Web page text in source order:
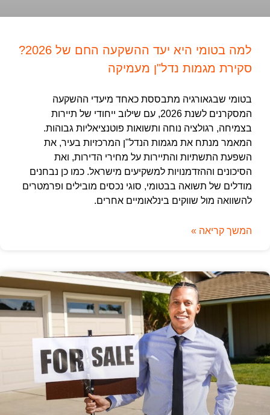
למה בטומי היא יעד ההשקעה החם של 2026?
סקירת מגמות נדל"ן מעמיקה
בטומי שבגאורגיה מתבססת כאחד מיעדי ההשקעה
המסקרנים לשנת 2026, עם שילוב ייחודי של תיירות
בצמיחה, רגולציה נוחה ותשואות פוטנציאליות גבוהות.
המאמר מנתח את מגמות הנדל"ן המרכזיות בעיר, את
השפעת התשתיות והתיירות על מחירי הדירות, ואת
הסיכונים וההזדמנויות למשקיעים מישראל. כמו כן נבחנים
מודלים של תשואה בבטומי, סוגי נכסים מובילים ופרמטרים
להשוואה מול שווקים בינלאומיים אחרים.
המשך קריאה »